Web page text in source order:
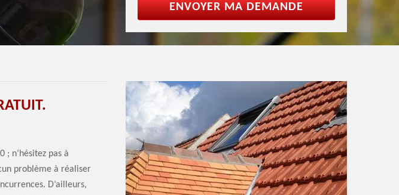
; n’hésitez pas à
problème à réaliser
D’ailleurs,